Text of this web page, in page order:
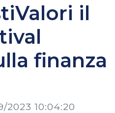
il
finanza
2023 10:04:20